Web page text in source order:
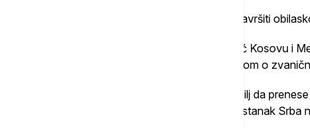
Posetu opštini Leposavić, premijerka će završiti
Kako se navodi, poseta premijerke Brnabić Kosovu i
sata pre realizacije, u skladu sa Sporazumom o
Poseta Brnabić Kosovu i Metohiji ima za cilj da
kojih se jedino može ostvariti ostanak i opstanak Srba